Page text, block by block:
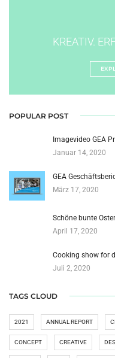
KREATIV.
POPULAR POST
Imagevideo GEA
Januar 14, 2020
GEA
März 17, 2020
Schöne bunte
April 17, 2020
Cooking show for
Juli 2, 2020
TAGS CLOUD
2021 ANNUAL REPORT
CONCEPT CREATIVE